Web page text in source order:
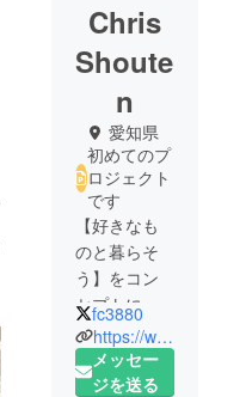
Chris
Shoute
n
愛知県
初めてのプ
ロジェクト
です
【好きなも
のと暮らそ
う】をコン
セプトに、
当店では、
海外の良い
fc3880
https://www.instagram.com/rakukaru_floss/
メッセー
ジを送る